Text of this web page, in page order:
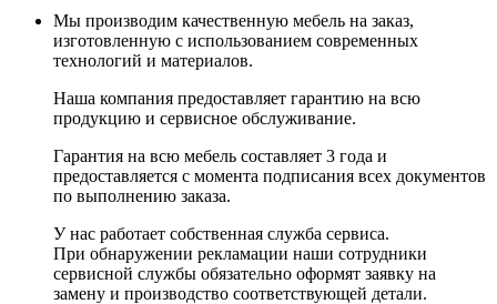
Мы производим качественную мебель на заказ,
изготовленную с использованием современных
технологий и материалов.
Наша компания предоставляет гарантию на всю
продукцию и сервисное обслуживание.
Гарантия на всю мебель составляет 3 года и
предоставляется с момента подписания всех документов
по выполнению заказа.
У нас работает собственная служба сервиса.
При обнаружении рекламации наши сотрудники
сервисной службы обязательно оформят заявку на
замену и производство соответствующей детали.